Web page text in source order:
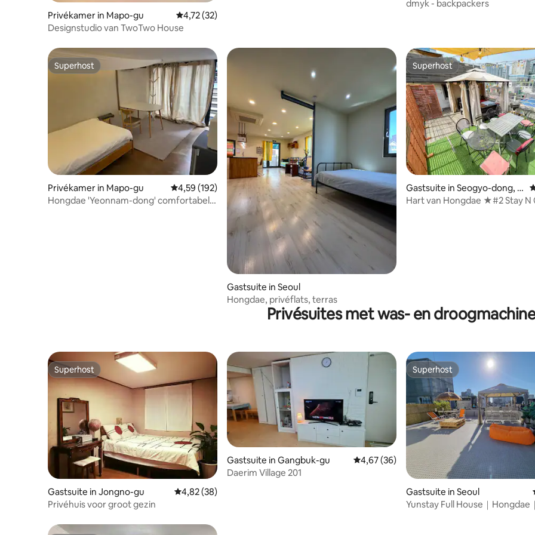
Privékamer in Mapo-gu Gemiddelde beoordeling van 4,72 op 5, 32 recensies
4,72 (32)
Designstudio van TwoTwo House
dmyk - backpackers
Superhost
Superhost
Privékamer in Mapo-gu Gemiddelde beoordeling van 4,59 op 5, 192 recensies
4,59 (192)
Hongdae 'Yeonnam-dong' comfortabele
Gastsuite in Seoul
Hongdae, privéflats, terras
Superhost
Superhost
Gastsuite in Seogyo-dong, M
apo-gu
Hart van Hongdae ★#2 Stay N
Privésuites met was- en
Superhost
Superhost
Gastsuite in Jongno-gu Gemiddelde beoordeling van 4,82 op 5, 38 recensies
4,82 (38)
Privéhuis voor groot gezin
Gastsuite in Gangbuk-gu Gemiddelde beoordeling van 4,67 op 5, 36
4,67 (36)
Daerim Village 201
Superhost
Superhost
Gastsuite in Seoul
Yunstay Full House｜Hongdae